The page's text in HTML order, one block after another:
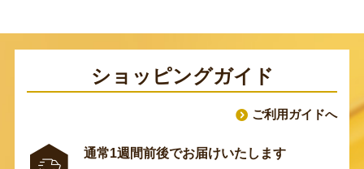
ショッピングガイド
ご利用ガイドへ
通常1週間前後でお届けいたします